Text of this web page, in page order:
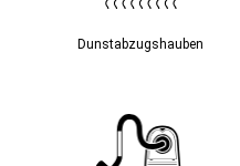
Dunst­abzugs­hauben